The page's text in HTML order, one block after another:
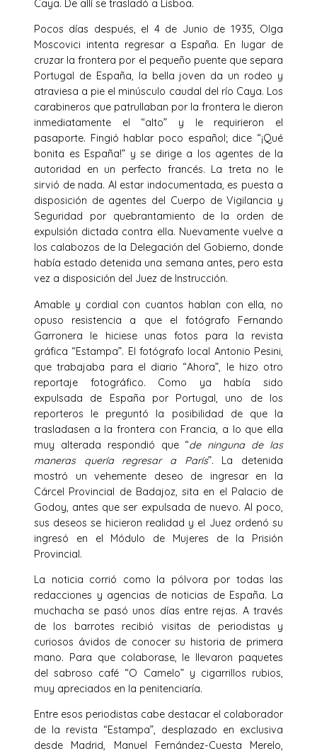
Caya. De allí se trasladó a Lisboa.
Pocos días después, el 4 de Junio de 1935, Olga
Moscovici intenta regresar a España. En lugar de
cruzar la frontera por el pequeño puente que separa
Portugal de España, la bella joven da un rodeo y
atraviesa a pie el minúsculo caudal del río Caya. Los
carabineros que patrullaban por la frontera le dieron
inmediatamente el “alto” y le requirieron el
pasaporte. Fingió hablar poco español; dice “¡Qué
bonita es España!” y se dirige a los agentes de la
autoridad en un perfecto francés. La treta no le
sirvió de nada. Al estar indocumentada, es puesta a
disposición de agentes del Cuerpo de Vigilancia y
Seguridad por quebrantamiento de la orden de
expulsión dictada contra ella. Nuevamente vuelve a
los calabozos de la Delegación del Gobierno, donde
había estado detenida una semana antes, pero esta
vez a disposición del Juez de Instrucción.
Amable y cordial con cuantos hablan con ella, no
opuso resistencia a que el fotógrafo Fernando
Garronera le hiciese unas fotos para la revista
gráfica “Estampa”. El fotógrafo local Antonio Pesini,
que trabajaba para el diario “Ahora”, le hizo otro
reportaje fotográfico. Como ya había sido
expulsada de España por Portugal, uno de los
reporteros le preguntó la posibilidad de que la
trasladasen a la frontera con Francia, a lo que ella
muy alterada respondió que “de ninguna de las
maneras quería regresar a París”. La detenida
mostró un vehemente deseo de ingresar en la
Cárcel Provincial de Badajoz, sita en el Palacio de
Godoy, antes que ser expulsada de nuevo. Al poco,
sus deseos se hicieron realidad y el Juez ordenó su
ingresó en el Módulo de Mujeres de la Prisión
Provincial.
La noticia corrió como la pólvora por todas las
redacciones y agencias de noticias de España. La
muchacha se pasó unos días entre rejas. A través
de los barrotes recibió visitas de periodistas y
curiosos ávidos de conocer su historia de primera
mano. Para que colaborase, le llevaron paquetes
del sabroso café “O Camelo” y cigarrillos rubios,
muy apreciados en la penitenciaría.
Entre esos periodistas cabe destacar el colaborador
de la revista “Estampa”, desplazado en exclusiva
desde Madrid, Manuel Fernández-Cuesta Merelo,